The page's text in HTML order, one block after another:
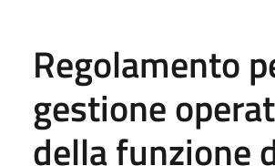
Regolamento
gestione
della funzione